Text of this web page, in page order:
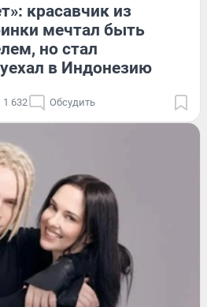
красавчик из
мечтал быть
но стал
в Индонезию
1 632 Обсудить